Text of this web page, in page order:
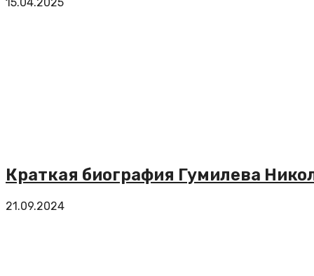
Краткая биография Гумилева
21.09.2024